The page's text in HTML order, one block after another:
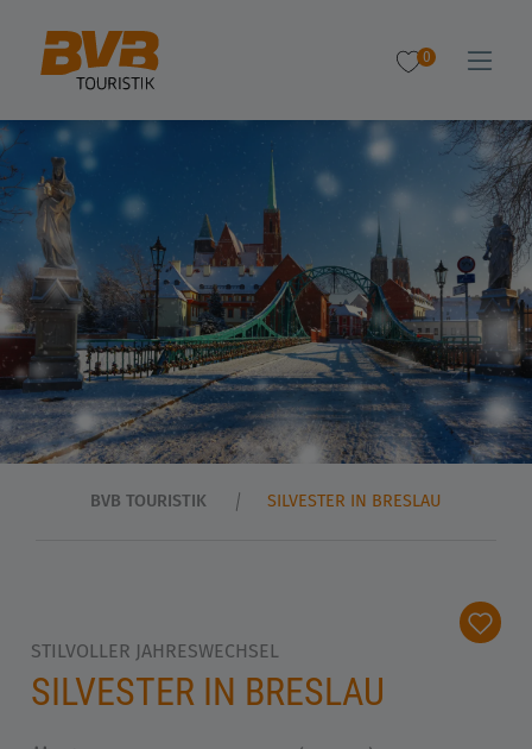
0
BVB TOURISTIK SILVESTER IN BRESLAU
STILVOLLER JAHRESWECHSEL
SILVESTER IN BRESLAU